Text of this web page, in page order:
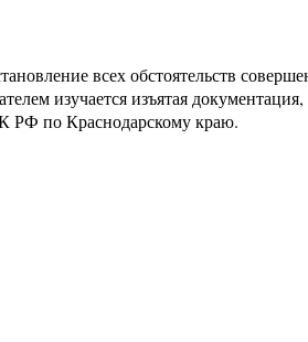
всех обстоятельств
изучается изъятая
РФ по Краснодарскому краю.